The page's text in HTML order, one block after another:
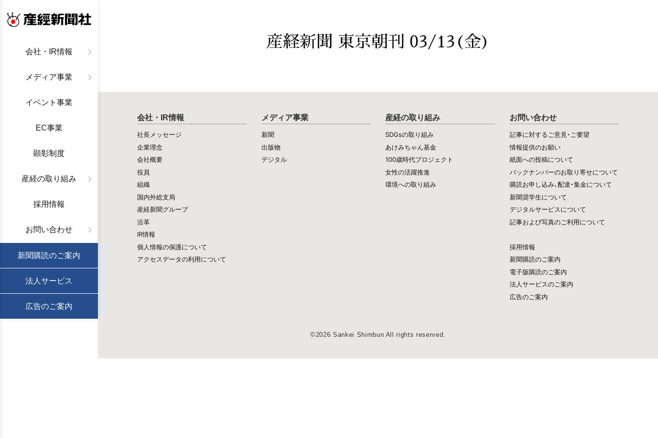
会社・IR情報
メディア事業
イベント事業
EC事業
顕彰制度
産経の取り組み
採用情報
お問い合わせ
新聞購読のご案内
法人サービス
広告のご案内
産経新聞 東京朝刊 03/13(金)
会社・IR情報
社長メッセージ
企業理念
会社概要
役員
組織
国内外総支局
産経新聞グループ
沿革
IR情報
個人情報の保護について
アクセスデータの利用について
メディア事業
新聞
出版物
デジタル
産経の取り組み
SDGsの取り組み
あけみちゃん基金
100歳時代プロジェクト
女性の活躍推進
環境への取り組み
お問い合わせ
記事に対するご意見・ご要望
情報提供のお願い
紙面への投稿について
バックナンバーのお取り寄せについて
購読お申し込み、配達・集金について
新聞奨学生について
デジタルサービスについて
記事および写真のご利用について
採用情報
新聞購読のご案内
電子版購読のご案内
法人サービスのご案内
広告のご案内
©2026 Sankei Shimbun All rights reserved.